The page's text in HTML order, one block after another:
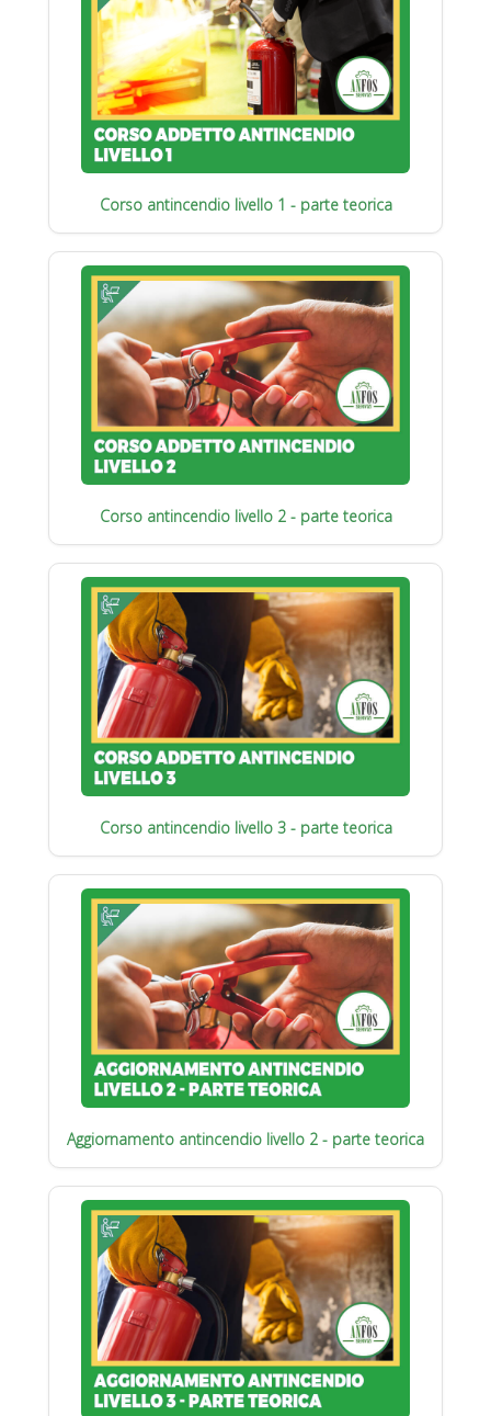
Corso antincendio livello 1 - parte teorica
Corso antincendio livello 2 - parte teorica
Corso antincendio livello 3 - parte teorica
Aggiornamento antincendio livello 2 - parte teorica